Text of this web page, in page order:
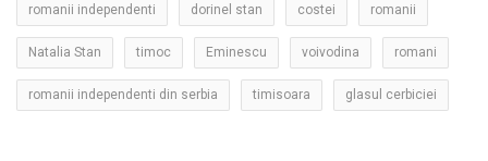
romanii independenti dorinel stan costei romanii
Natalia Stan timoc Eminescu voivodina romani
romanii independenti din serbia timisoara glasul cerbiciei